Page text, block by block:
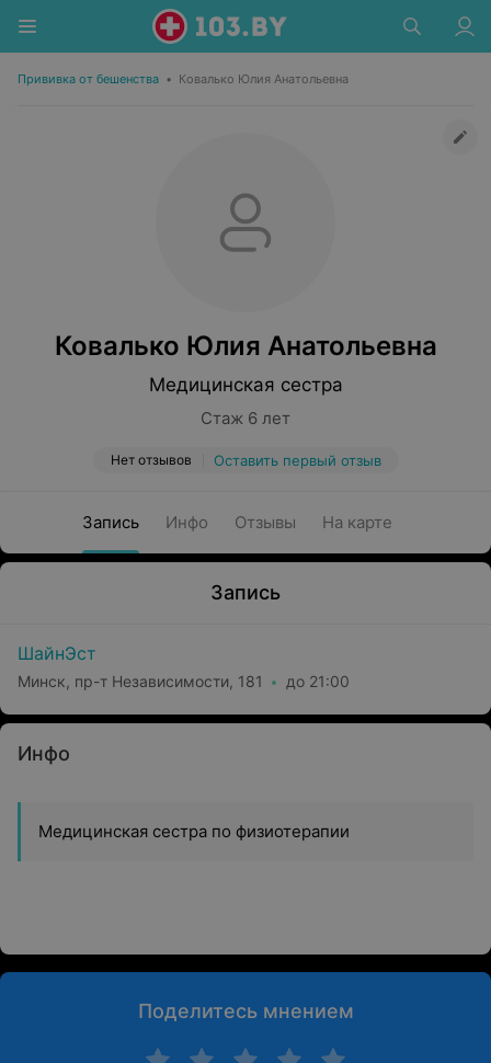
Прививка от бешенства • Ковалько Юлия Анатольевна
Ковалько Юлия Анатольевна
Медицинская сестра
Стаж 6 лет
Нет отзывов Оставить первый отзыв
Запись Инфо Отзывы На карте
Запись
ШайнЭст
Минск, пр-т Независимости, 181 до 21:00
Инфо
Медицинская сестра по физиотерапии
Поделитесь мнением